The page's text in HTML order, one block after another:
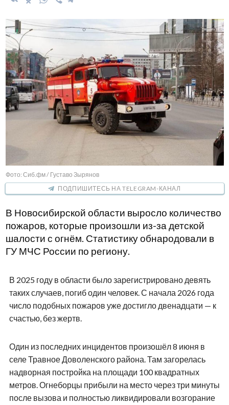
Фото: Сиб.фм / Густаво Зырянов
ПОДПИШИТЕСЬ НА TELEGRAM-КАНАЛ
В Новосибирской области выросло количество
пожаров, которые произошли из-за детской
шалости с огнём. Статистику обнародовали в
ГУ МЧС России по региону.
В 2025 году в области было зарегистрировано девять
таких случаев, погиб один человек. С начала 2026 года
число подобных пожаров уже достигло двенадцати — к
счастью, без жертв.
Один из последних инцидентов произошёл 8 июня в
селе Травное Доволенского района. Там загорелась
надворная постройка на площади 100 квадратных
метров. Огнеборцы прибыли на место через три минуты
после вызова и полностью ликвидировали возгорание